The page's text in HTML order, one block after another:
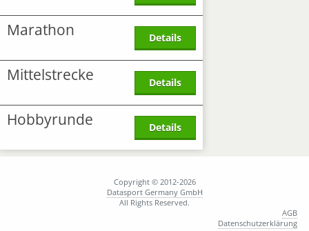
Marathon Details
Mittelstrecke Details
Hobbyrunde Details
Copyright © 2012-2026
Datasport Germany GmbH
All Rights Reserved.
AGB
Datenschutzerklärung